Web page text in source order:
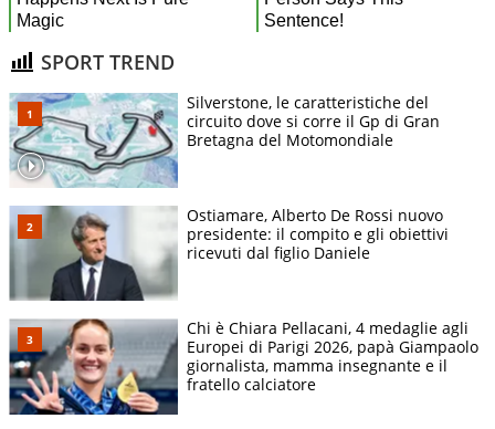
SPORT TREND
Silverstone, le caratteristiche del
circuito dove si corre il Gp di Gran
Bretagna del Motomondiale
Ostiamare, Alberto De Rossi nuovo
presidente: il compito e gli obiettivi
ricevuti dal figlio Daniele
Chi è Chiara Pellacani, 4 medaglie agli
Europei di Parigi 2026, papà Giampaolo
giornalista, mamma insegnante e il
fratello calciatore